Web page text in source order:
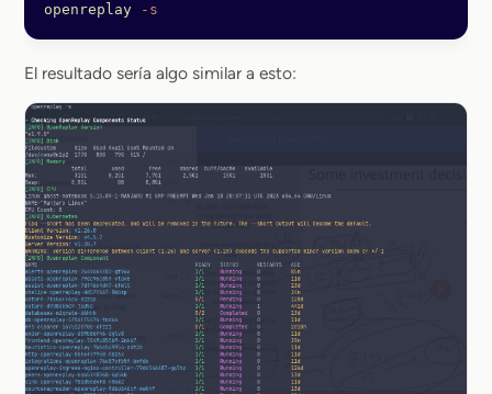
openreplay -s
El resultado sería algo similar a esto: